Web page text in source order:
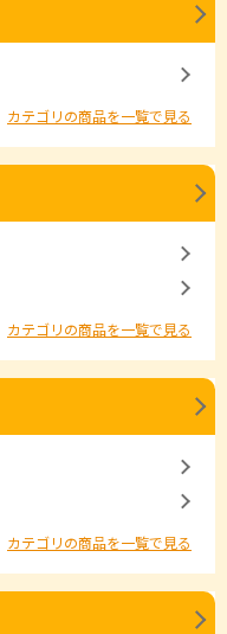
カテゴリの商品を一覧で見る
カテゴリの商品を一覧で見る
カテゴリの商品を一覧で見る